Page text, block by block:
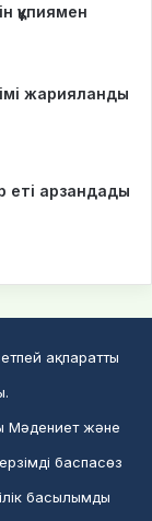
құпиямен
жарияланды
еті арзандады
ақпаратты
Мәдениет және
баспасөз
басылымды